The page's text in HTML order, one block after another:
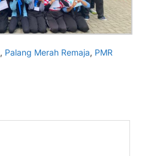
, Palang Merah Remaja, PMR